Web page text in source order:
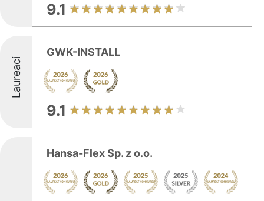
9.1
Laureaci
GWK-INSTALL
9.1
Hansa-Flex Sp. z o.o.